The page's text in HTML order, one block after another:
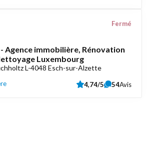
Agence immobilière, Rénovation
Luxembourg
L-4048 Esch-sur-Alzette
Fermé
4,74/5 54Avis